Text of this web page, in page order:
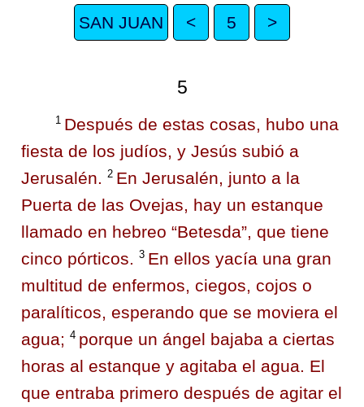
SAN JUAN < 5 >
5
1 Después de estas cosas, hubo una
fiesta de los judíos, y Jesús subió a
Jerusalén. 2 En Jerusalén, junto a la
Puerta de las Ovejas, hay un estanque
llamado en hebreo “Betesda”, que tiene
cinco pórticos. 3 En ellos yacía una gran
multitud de enfermos, ciegos, cojos o
paralíticos, esperando que se moviera el
agua; 4 porque un ángel bajaba a ciertas
horas al estanque y agitaba el agua. El
que entraba primero después de agitar el